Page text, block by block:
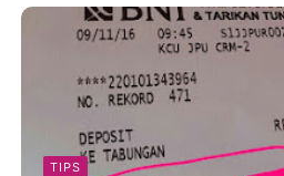
TIPS